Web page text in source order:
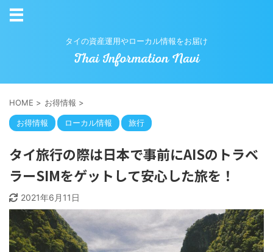
タイの資産運用やローカル情報をお届け
HOME > お得情報 >
お得情報 ローカル情報 旅行
タイ旅行の際は日本で事前にAISのトラベ
ラーSIMをゲットして安心した旅を！
2021年6月11日